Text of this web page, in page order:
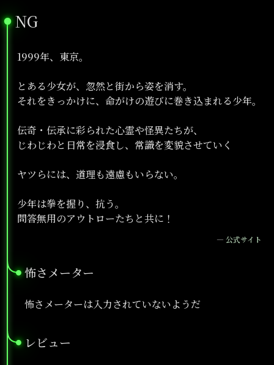
NG
●
1999年、東京。
とある少女が、忽然と街から姿を消す。
それをきっかけに、命がけの遊びに巻き込まれる少年。
伝奇・伝承に彩られた心霊や怪異たちが、
じわじわと日常を浸食し、常識を変貌させていく
ヤツらには、道理も遠慮もいらない。
少年は拳を握り、抗う。
問答無用のアウトローたちと共に！
— 公式サイト
怖さメーター
●
怖さメーターは入力されていないようだ
レビュー
●